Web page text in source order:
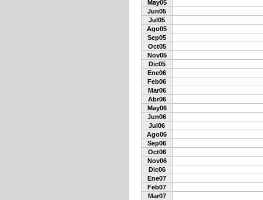
May05
Jun05
Jul05
Ago05
Sep05
Oct05
Nov05
Dic05
Ene06
Feb06
Mar06
Abr06
May06
Jun06
Jul06
Ago06
Sep06
Oct06
Nov06
Dic06
Ene07
Feb07
Mar07